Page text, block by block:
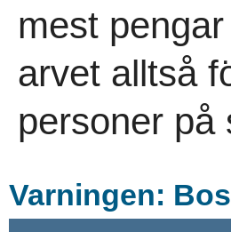
mest
arvet alltså
personer på
Varningen: